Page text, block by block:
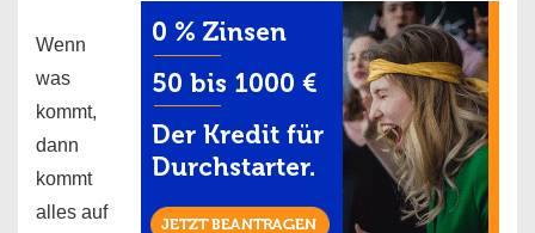
Wenn
was
kommt,
dann
kommt
alles auf